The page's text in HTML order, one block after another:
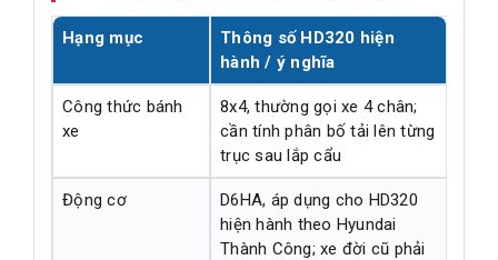
Hạng mục
Thông số HD320 hiện
hành / ý nghĩa
Công thức bánh
xe
8x4, thường gọi xe 4 chân;
cần tính phân bố tải lên từng
trục sau lắp cẩu
Động cơ
D6HA, áp dụng cho HD320
hiện hành theo Hyundai
Thành Công; xe đời cũ phải